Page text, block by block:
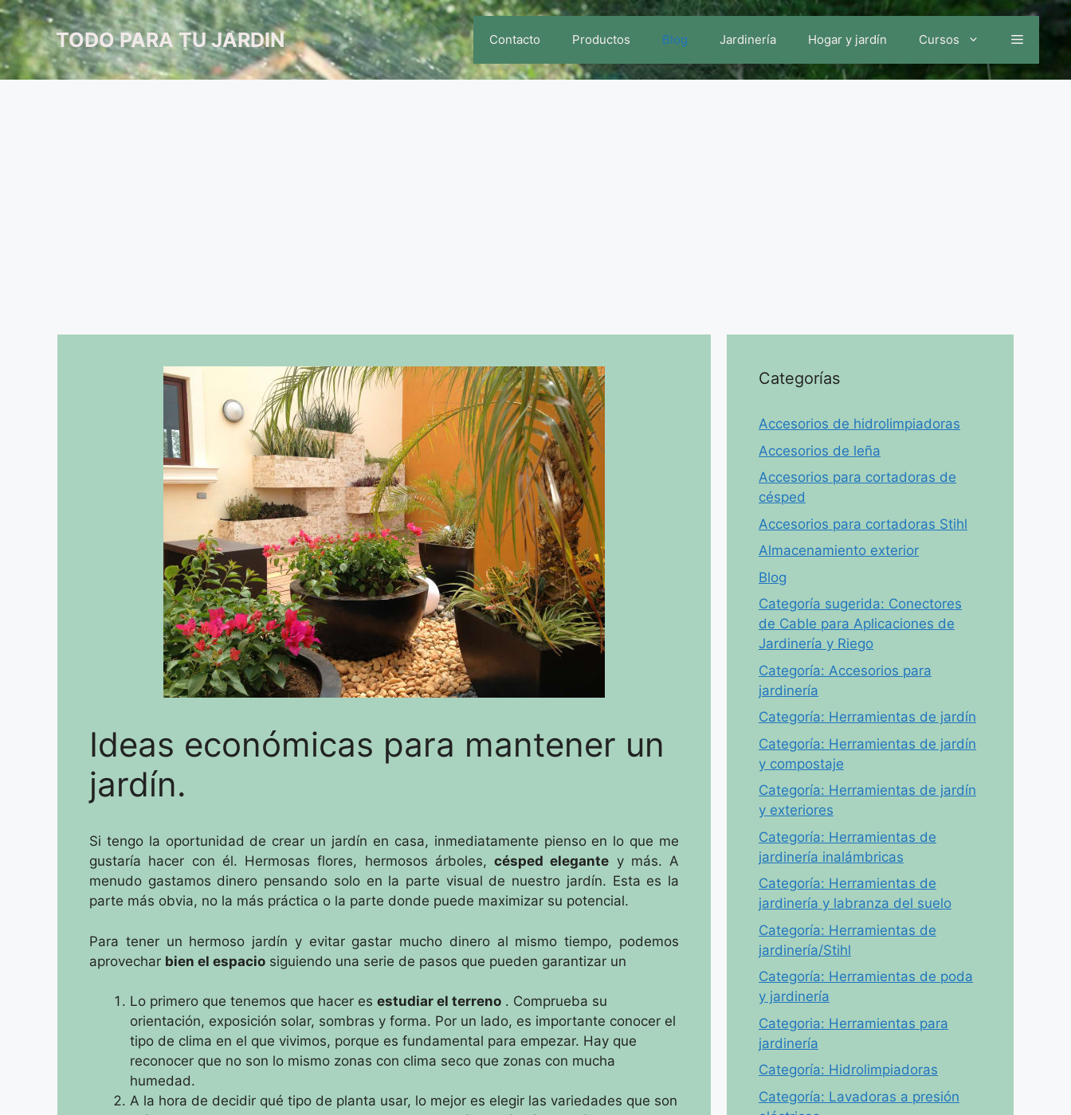
Saltar
al
contenidoTODO PARA TU JARDIN Contacto Productos Blog Jardinería Hogar y jardín Cursos
Ideas económicas para mantener un
jardín.
Si tengo la oportunidad de crear un jardín en casa, inmediatamente pienso en lo que me
gustaría hacer con él. Hermosas flores, hermosos árboles, césped elegante y más. A
menudo gastamos dinero pensando solo en la parte visual de nuestro jardín. Esta es la
parte más obvia, no la más práctica o la parte donde puede maximizar su potencial.
Para tener un hermoso jardín y evitar gastar mucho dinero al mismo tiempo, podemos
aprovechar bien el espacio siguiendo una serie de pasos que pueden garantizar un
Lo primero que tenemos que hacer es estudiar el terreno . Comprueba su
orientación, exposición solar, sombras y forma. Por un lado, es importante conocer el
tipo de clima en el que vivimos, porque es fundamental para empezar. Hay que
reconocer que no son lo mismo zonas con clima seco que zonas con mucha
humedad.
A la hora de decidir qué tipo de planta usar, lo mejor es elegir las variedades que son
Categorías
Accesorios de hidrolimpiadoras
Accesorios de leña
Accesorios para cortadoras de
césped
Accesorios para cortadoras Stihl
Almacenamiento exterior
Blog
Categoría sugerida: Conectores
de Cable para Aplicaciones de
Jardinería y Riego
Categoría: Accesorios para
jardinería
Categoría: Herramientas de jardín
Categoría: Herramientas de jardín
y compostaje
Categoría: Herramientas de jardín
y exteriores
Categoría: Herramientas de
jardinería inalámbricas
Categoría: Herramientas de
jardinería y labranza del suelo
Categoría: Herramientas de
jardinería/Stihl
Categoría: Herramientas de poda
y jardinería
Categoria: Herramientas para
jardinería
Categoría: Hidrolimpiadoras
Categoría: Lavadoras a presión